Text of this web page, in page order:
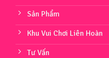
Sản Phẩm
Khu Vui Chơi Liên Hoàn
Tư Vấn